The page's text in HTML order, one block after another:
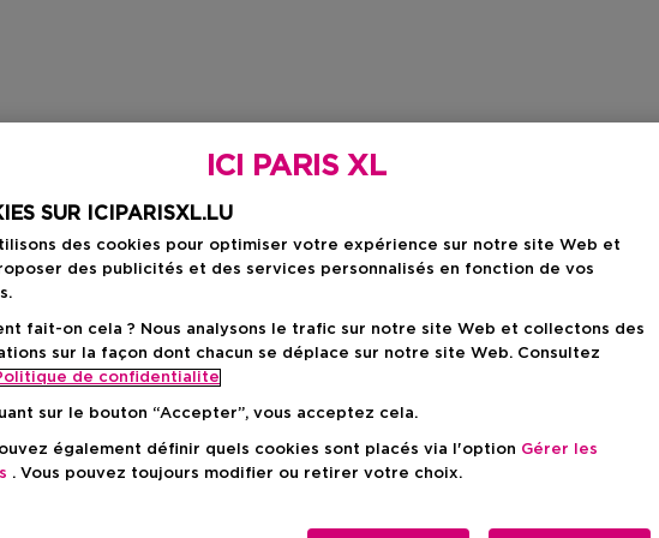
ICI PARIS XL
SUR ICIPARISXL.LU
des cookies pour optimiser votre expérience sur notre site Web et
des publicités et des services personnalisés en fonction de vos
fait-on cela ? Nous analysons le trafic sur notre site Web et collectons des
sur la façon dont chacun se déplace sur notre site Web. Consultez
de confidentialite
sur le bouton “Accepter”, vous acceptez cela.
également définir quels cookies sont placés via l'option Gérer les
. Vous pouvez toujours modifier ou retirer votre choix.